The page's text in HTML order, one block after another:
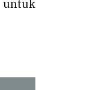
untuk